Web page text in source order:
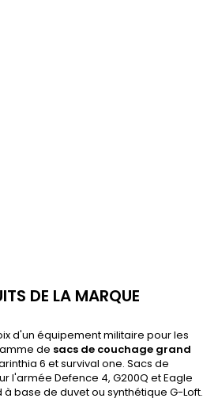
DE LA MARQUE
d'un équipement militaire pour les
de sacs de couchage grand
6 et survival one. Sacs de
l'armée Defence 4, G200Q et Eagle
base de duvet ou synthétique G-Loft.